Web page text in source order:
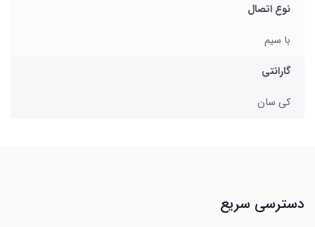
نوع اتصال
با سیم
گارانتی
کی سان
دسترسی سریع